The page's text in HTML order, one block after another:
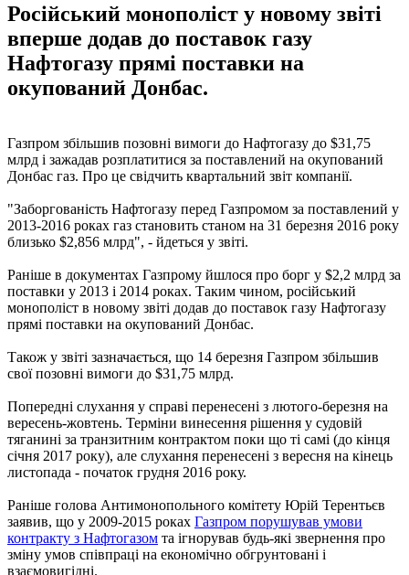
Російський монополіст у новому звіті
вперше додав до поставок газу
Нафтогазу прямі поставки на
окупований Донбас.
Газпром збільшив позовні вимоги до Нафтогазу до $31,75
млрд і зажадав розплатитися за поставлений на окупований
Донбас газ. Про це свідчить квартальний звіт компанії.
"Заборгованість Нафтогазу перед Газпромом за поставлений у
2013-2016 роках газ становить станом на 31 березня 2016 року
близько $2,856 млрд", - йдеться у звіті.
Раніше в документах Газпрому йшлося про борг у $2,2 млрд за
поставки у 2013 і 2014 роках. Таким чином, російський
монополіст в новому звіті додав до поставок газу Нафтогазу
прямі поставки на окупований Донбас.
Також у звіті зазначається, що 14 березня Газпром збільшив
свої позовні вимоги до $31,75 млрд.
Попередні слухання у справі перенесені з лютого-березня на
вересень-жовтень. Терміни винесення рішення у судовій
тяганині за транзитним контрактом поки що ті самі (до кінця
січня 2017 року), але слухання перенесені з вересня на кінець
листопада - початок грудня 2016 року.
Раніше голова Антимонопольного комітету Юрій Терентьєв
заявив, що у 2009-2015 роках Газпром порушував умови
контракту з Нафтогазом та ігнорував будь-які звернення про
зміну умов співпраці на економічно обгрунтовані і
взаємовигідні.